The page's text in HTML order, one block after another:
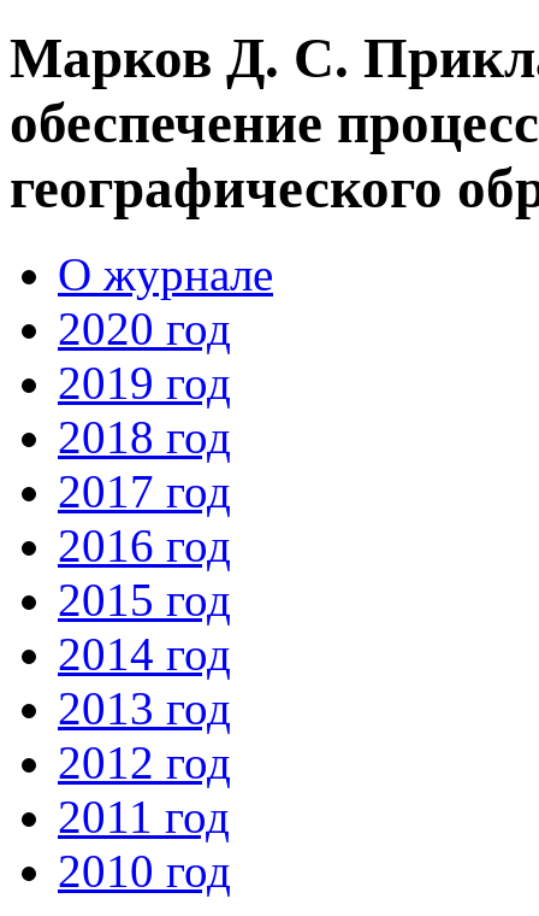
Марков Д. С.
обеспечение
географического
О журнале
2020 год
2019 год
2018 год
2017 год
2016 год
2015 год
2014 год
2013 год
2012 год
2011 год
2010 год